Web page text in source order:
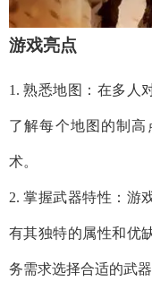
游戏亮点
1. 熟悉地图：在多人
了解每个地图的制
术。
2. 掌握武器特性：游
有其独特的属性和优
务需求选择合适的武器